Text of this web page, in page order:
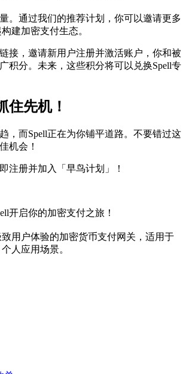
。通过我们的推荐计划，你可以邀请更多
建加密支付生态。
接，邀请新用户注册并激活账户，你和被
积分。未来，这些积分将可以兑换Spell专
住先机！
，而Spell正在为你铺平道路。不要错过这
机会！
注册并加入「早鸟计划」！
开启你的加密支付之旅！
致用户体验的加密货币支付网关，适用于
人应用场景。